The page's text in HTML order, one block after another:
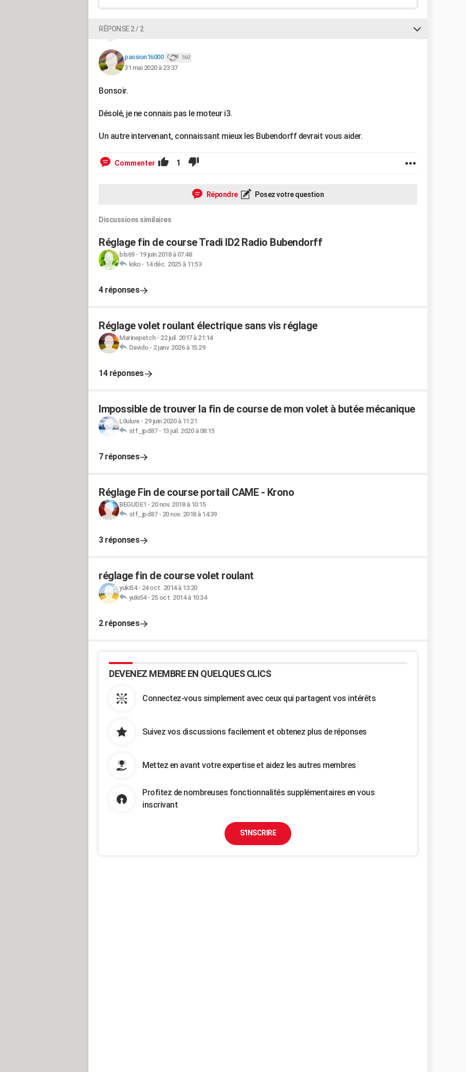
RÉPONSE 2 / 2
passion16000 160
31 mai 2020 à 23:37
Bonsoir.
Désolé, je ne connais pas le moteur i3.
Un autre intervenant, connaissant mieux les Bubendorff devrait vous aider.
Commenter 1
Répondre Posez votre question
Discussions similaires
Réglage fin de course Tradi ID2 Radio Bubendorff
bls69- 19 juin 2018 à 07:48
kiko- 14 déc. 2025 à 11:53
4 réponses
Réglage volet roulant électrique sans vis réglage
Marinepetch- 22 juil. 2017 à 21:14
Davido- 2 janv. 2026 à 15:29
14 réponses
Impossible de trouver la fin de course de mon volet à butée mécanique
L0ulure- 29 juin 2020 à 11:21
stf_jpd87- 13 juil. 2020 à 08:15
7 réponses
Réglage Fin de course portail CAME - Krono
BEGUDE1 - 20 nov. 2018 à 10:15
stf_jpd87- 20 nov. 2018 à 14:39
3 réponses
réglage fin de course volet roulant
yuki54- 24 oct. 2014 à 13:20
yuki54- 25 oct. 2014 à 10:34
2 réponses
DEVENEZ MEMBRE EN QUELQUES CLICS
Connectez-vous simplement avec ceux qui partagent vos intérêts
Suivez vos discussions facilement et obtenez plus de réponses
Mettez en avant votre expertise et aidez les autres membres
Profitez de nombreuses fonctionnalités supplémentaires en vous
inscrivant
S'INSCRIRE